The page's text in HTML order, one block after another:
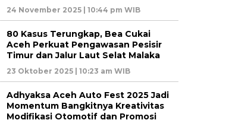
24 November 2025 | 10:44 pm WIB
80 Kasus Terungkap, Bea Cukai
Aceh Perkuat Pengawasan Pesisir
Timur dan Jalur Laut Selat Malaka
23 Oktober 2025 | 10:23 am WIB
Adhyaksa Aceh Auto Fest 2025 Jadi
Momentum Bangkitnya Kreativitas
Modifikasi Otomotif dan Promosi